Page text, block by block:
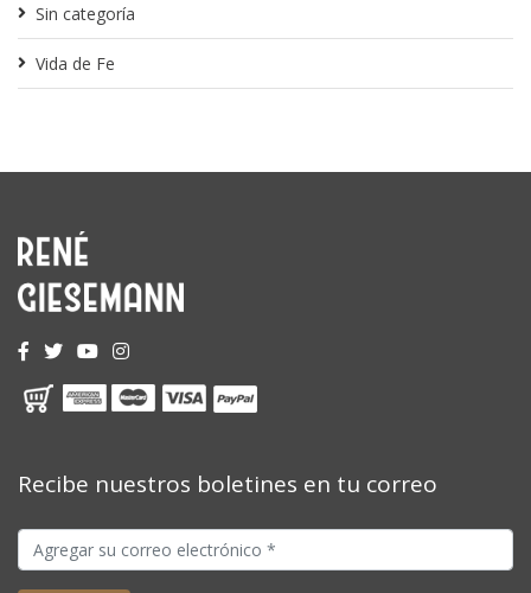
Sin categoría
Vida de Fe
Recibe nuestros boletines en tu correo